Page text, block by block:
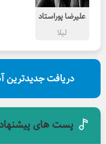
علیرضا پوراستاد
لیلا
دریافت جدیدترین
پست های